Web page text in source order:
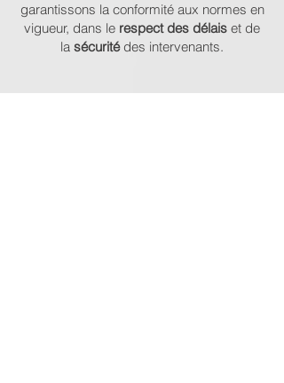
garantissons la conformité aux normes en
vigueur, dans le respect des délais et de
la sécuritédes intervenants.